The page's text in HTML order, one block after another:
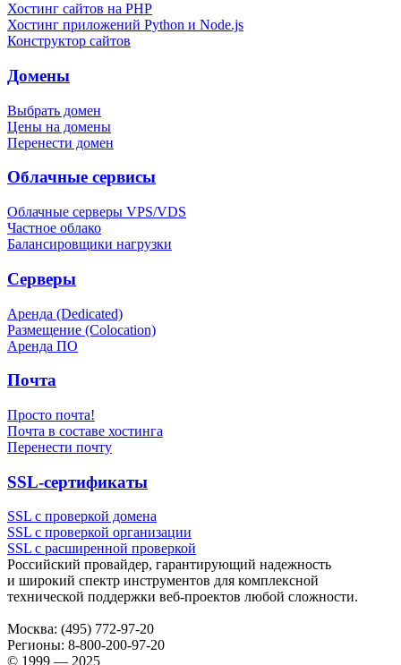
Хостинг сайтов на PHP
Хостинг приложений Python и Node.js
Конструктор сайтов
Домены
Выбрать домен
Цены на домены
Перенести домен
Облачные сервисы
Облачные серверы VPS/VDS
Частное облако
Балансировщики нагрузки
Серверы
Аренда (Dedicated)
Размещение (Colocation)
Аренда ПО
Почта
Просто почта!
Почта в составе хостинга
Перенести почту
SSL-сертификаты
SSL с проверкой домена
SSL с проверкой организации
SSL с расширенной проверкой
Российский провайдер, гарантирующий надежность
и широкий спектр инструментов для комплексной
технической поддержки веб-проектов любой сложности.
Москва: (495) 772-97-20
Регионы: 8-800-200-97-20
© 1999 — 2025